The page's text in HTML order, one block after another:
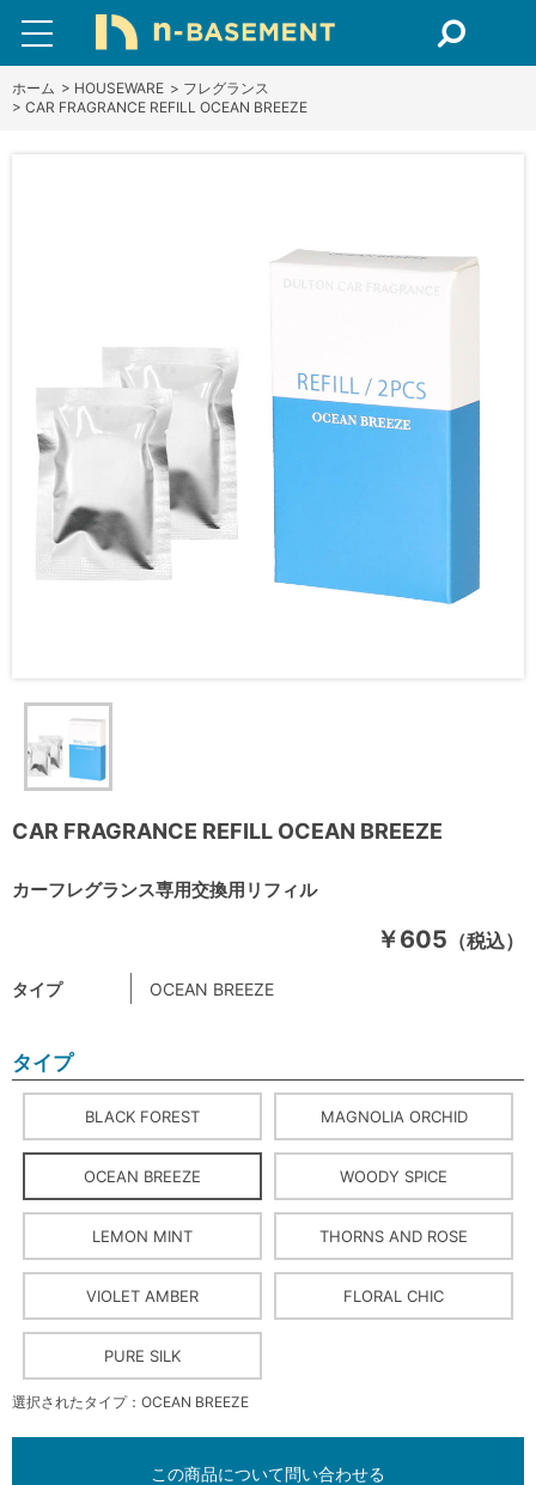
ホーム > HOUSEWARE > フレグランス
> CAR FRAGRANCE REFILL OCEAN BREEZE
CAR FRAGRANCE REFILL OCEAN BREEZE
カーフレグランス専用交換用リフィル
￥605 （税込）
タイプ OCEAN BREEZE
タイプ
BLACK FOREST MAGNOLIA ORCHID
OCEAN BREEZE WOODY SPICE
LEMON MINT THORNS AND ROSE
VIOLET AMBER FLORAL CHIC
PURE SILK
選択されたタイプ：OCEAN BREEZE
この商品について問い合わせる